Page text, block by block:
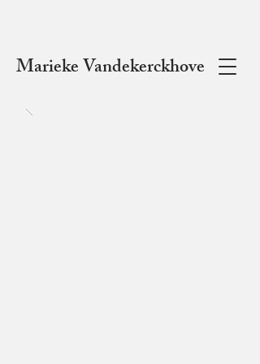
MariekeVandekerckhove